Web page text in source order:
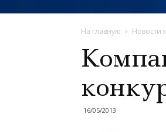
На главную Новости
16/05/2013